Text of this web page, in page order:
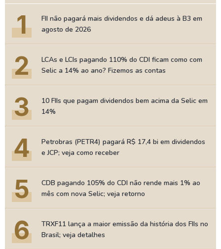
1
FII não pagará mais dividendos e dá adeus à B3 em
agosto de 2026
2
LCAs e LCIs pagando 110% do CDI ficam como com
Selic a 14% ao ano? Fizemos as contas
3
10 FIIs que pagam dividendos bem acima da Selic em
14%
4
Petrobras (PETR4) pagará R$ 17,4 bi em dividendos
e JCP; veja como receber
5
CDB pagando 105% do CDI não rende mais 1% ao
mês com nova Selic; veja retorno
6
TRXF11 lança a maior emissão da história dos FIIs no
Brasil; veja detalhes